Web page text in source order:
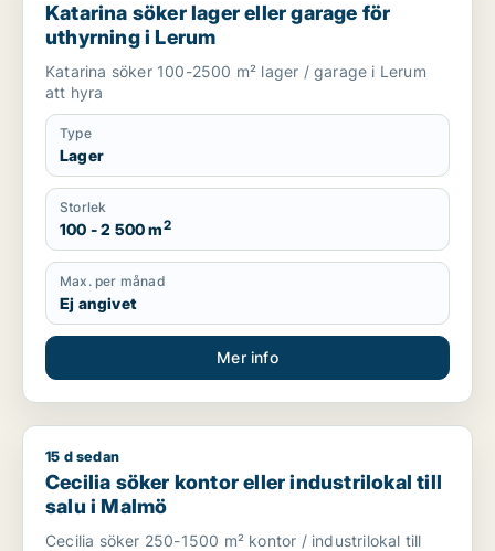
Katarina söker lager eller garage för
uthyrning i Lerum
Katarina söker 100-2500 m² lager / garage i Lerum
att hyra
Type
Lager
Storlek
100 - 2 500 m2
Max. per månad
Ej angivet
Mer info
Cecilia söker kontor eller industrilokal till salu i Malmö
15 d sedan
Cecilia söker kontor eller industrilokal till
salu i Malmö
Cecilia söker 250-1500 m² kontor / industrilokal till